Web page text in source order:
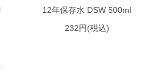
12年保存水 DSW 500ml
232円(税込)